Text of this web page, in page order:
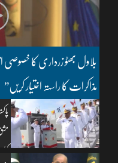
بلاول بھٹو زرداری کا خصوصی
مذاکرات کا راستہ اختیار کریں”